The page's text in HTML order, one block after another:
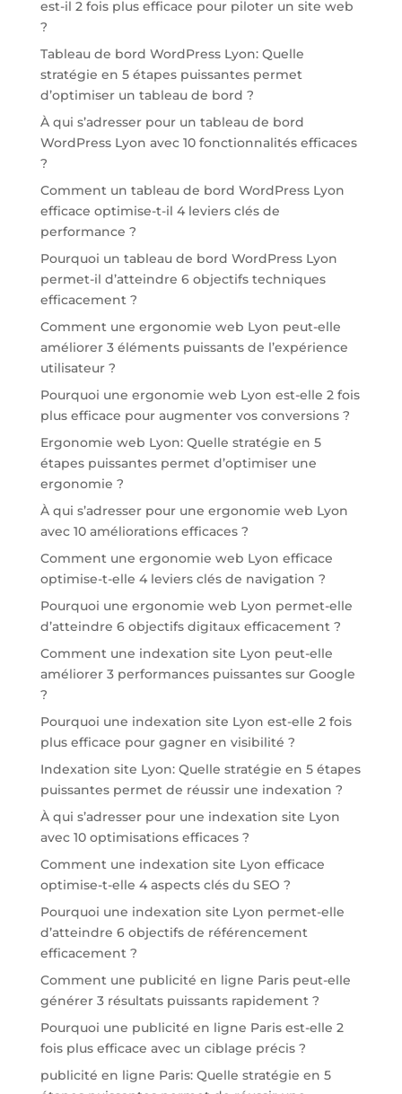
est-il 2 fois plus efficace pour piloter un site web
?
Tableau de bord WordPress Lyon: Quelle
stratégie en 5 étapes puissantes permet
d’optimiser un tableau de bord ?
À qui s’adresser pour un tableau de bord
WordPress Lyon avec 10 fonctionnalités efficaces
?
Comment un tableau de bord WordPress Lyon
efficace optimise-t-il 4 leviers clés de
performance ?
Pourquoi un tableau de bord WordPress Lyon
permet-il d’atteindre 6 objectifs techniques
efficacement ?
Comment une ergonomie web Lyon peut-elle
améliorer 3 éléments puissants de l’expérience
utilisateur ?
Pourquoi une ergonomie web Lyon est-elle 2 fois
plus efficace pour augmenter vos conversions ?
Ergonomie web Lyon: Quelle stratégie en 5
étapes puissantes permet d’optimiser une
ergonomie ?
À qui s’adresser pour une ergonomie web Lyon
avec 10 améliorations efficaces ?
Comment une ergonomie web Lyon efficace
optimise-t-elle 4 leviers clés de navigation ?
Pourquoi une ergonomie web Lyon permet-elle
d’atteindre 6 objectifs digitaux efficacement ?
Comment une indexation site Lyon peut-elle
améliorer 3 performances puissantes sur Google
?
Pourquoi une indexation site Lyon est-elle 2 fois
plus efficace pour gagner en visibilité ?
Indexation site Lyon: Quelle stratégie en 5 étapes
puissantes permet de réussir une indexation ?
À qui s’adresser pour une indexation site Lyon
avec 10 optimisations efficaces ?
Comment une indexation site Lyon efficace
optimise-t-elle 4 aspects clés du SEO ?
Pourquoi une indexation site Lyon permet-elle
d’atteindre 6 objectifs de référencement
efficacement ?
Comment une publicité en ligne Paris peut-elle
générer 3 résultats puissants rapidement ?
Pourquoi une publicité en ligne Paris est-elle 2
fois plus efficace avec un ciblage précis ?
publicité en ligne Paris: Quelle stratégie en 5